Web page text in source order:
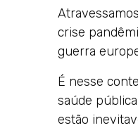
crise
guerra
É nesse
saúde
estão